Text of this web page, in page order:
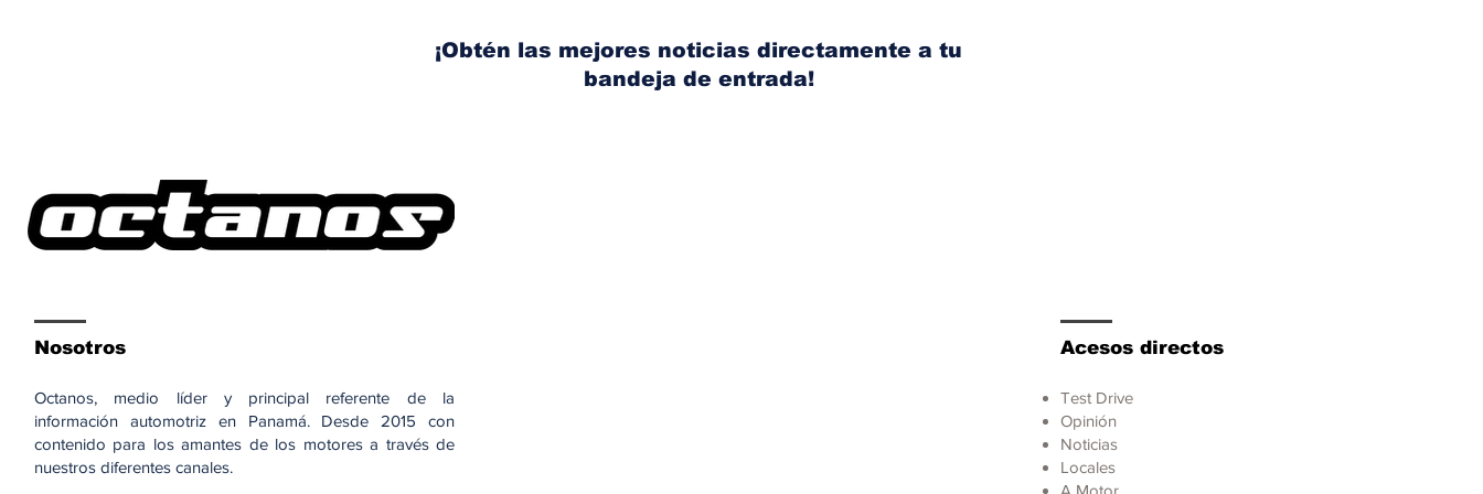
combustibles
¡Obtén las mejores noticias directamente a tu
bandeja de entrada!
Nosotros
Octanos, medio líder y principal referente de la
información automotriz en Panamá. Desde 2015 con
contenido para los amantes de los motores a través de
nuestros diferentes canales.
Acesos directos
Test Drive
Opinión
Noticias
Locales
A Motor